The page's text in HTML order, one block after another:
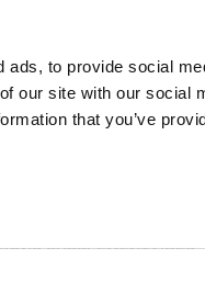
to provide social
our site with our social
that you’ve
SUPPLÉMENTAIRES